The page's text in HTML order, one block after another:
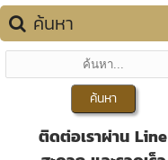
ค้นหา
ติดต่อเราผ่าน Line